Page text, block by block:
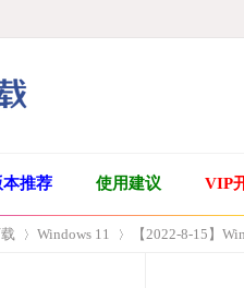
本推荐 使用建议 VIP
Windows 11 【2022-8-15】